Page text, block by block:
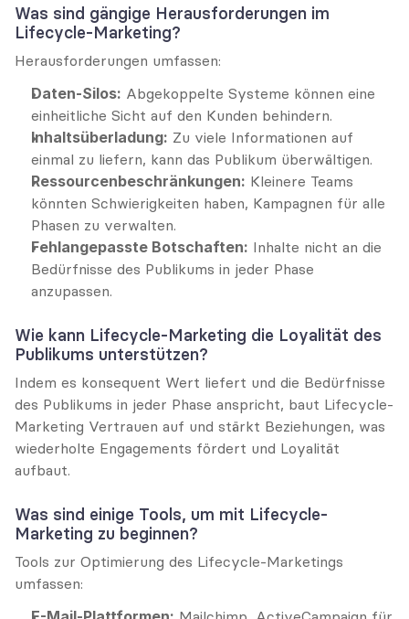
Was sind gängige Herausforderungen im
Lifecycle-Marketing?
Herausforderungen umfassen:
Daten-Silos: Abgekoppelte Systeme können eine
einheitliche Sicht auf den Kunden behindern.
Inhaltsüberladung: Zu viele Informationen auf
einmal zu liefern, kann das Publikum überwältigen.
Ressourcenbeschränkungen: Kleinere Teams
könnten Schwierigkeiten haben, Kampagnen für alle
Phasen zu verwalten.
Fehlangepasste Botschaften: Inhalte nicht an die
Bedürfnisse des Publikums in jeder Phase
anzupassen.
Wie kann Lifecycle-Marketing die Loyalität des
Publikums unterstützen?
Indem es konsequent Wert liefert und die Bedürfnisse
des Publikums in jeder Phase anspricht, baut Lifecycle-
Marketing Vertrauen auf und stärkt Beziehungen, was
wiederholte Engagements fördert und Loyalität
aufbaut.
Was sind einige Tools, um mit Lifecycle-
Marketing zu beginnen?
Tools zur Optimierung des Lifecycle-Marketings
umfassen: